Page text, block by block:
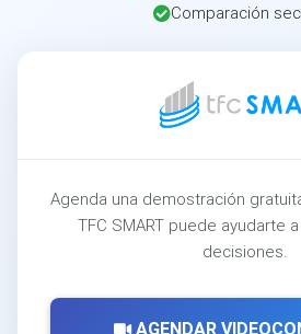
Comparación
Agenda una demostración
TFC SMART puede ayudarte
decisiones.
AGENDAR